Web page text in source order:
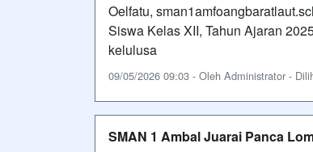
Oelfatu,
Siswa Kelas XII, Tahun Ajaran
kelulusa
09/05/2026 09:03 - Oleh Administrator -
SMAN 1 Ambal Juarai Panca